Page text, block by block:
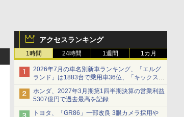
アクセスランキング
1時間 24時間 1週間 1カ月
2026年7月の車名別新車ランキング、「エルグ
ランド」は1883台で乗用車36位、「キックス」
は2591台で27位に
ホンダ、2027年3月期第1四半期決算の営業利益
5307億円で過去最高を記録
トヨタ、「GR86」一部改良 3眼カメラ採用や